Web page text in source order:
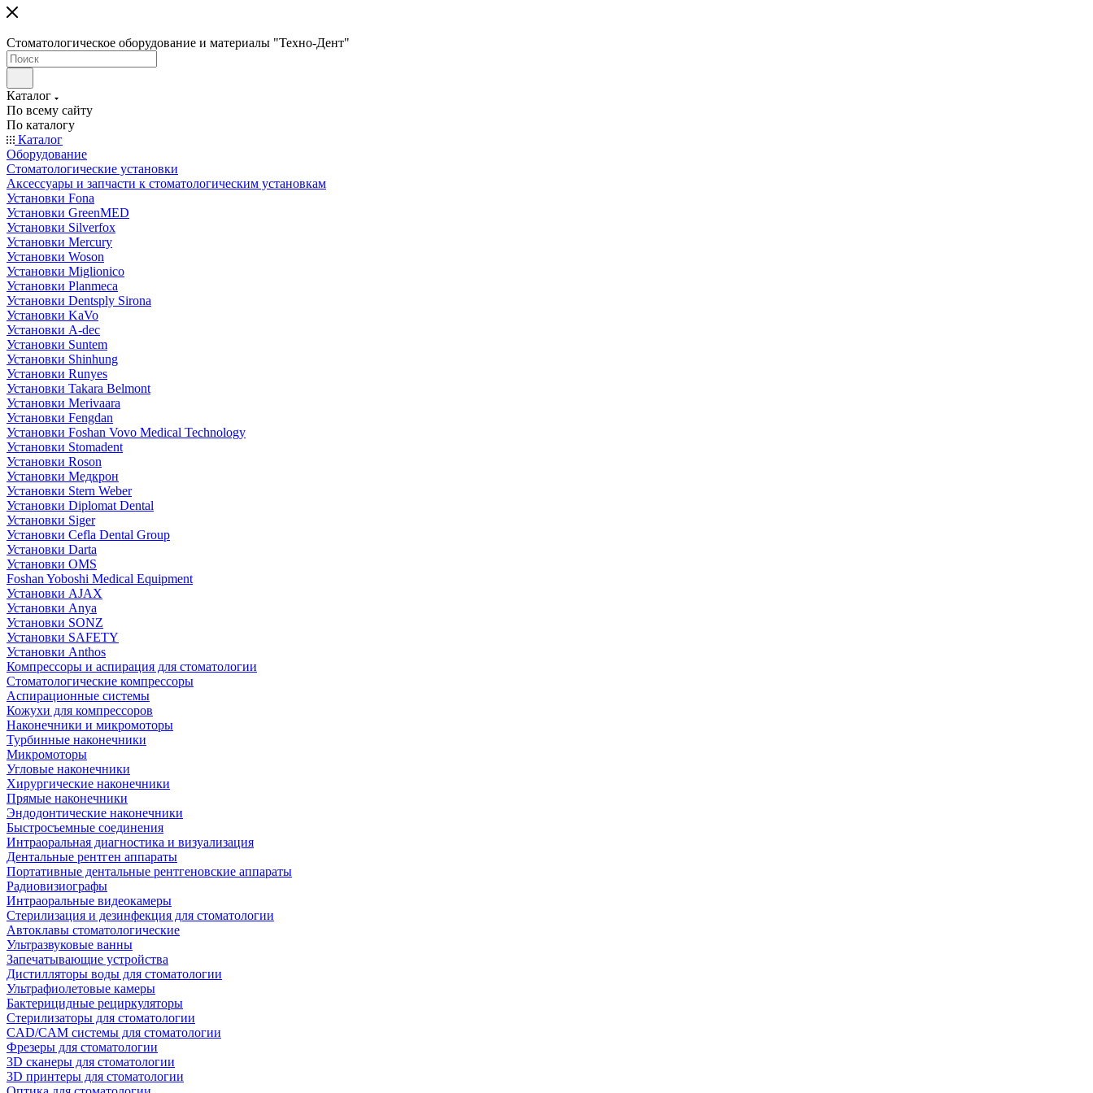
Стоматологическое оборудование и материалы "Техно-Дент"
Каталог
По всему сайту
По каталогу
Каталог
Оборудование
Стоматологические установки
Аксессуары и запчасти к стоматологическим установкам
Установки Fona
Установки GreenMED
Установки Silverfox
Установки Mercury
Установки Woson
Установки Miglionico
Установки Planmeca
Установки Dentsply Sirona
Установки KaVo
Установки A-dec
Установки Suntem
Установки Shinhung
Установки Runyes
Установки Takara Belmont
Установки Merivaara
Установки Fengdan
Установки Foshan Vovo Medical Technology
Установки Stomadent
Установки Roson
Установки Медкрон
Установки Stern Weber
Установки Diplomat Dental
Установки Siger
Установки Cefla Dental Group
Установки Darta
Установки OMS
Foshan Yoboshi Medical Equipment
Установки AJAX
Установки Anya
Установки SONZ
Установки SAFETY
Установки Anthos
Компрессоры и аспирация для стоматологии
Стоматологические компрессоры
Аспирационные системы
Кожухи для компрессоров
Наконечники и микромоторы
Турбинные наконечники
Микромоторы
Угловые наконечники
Хирургические наконечники
Прямые наконечники
Эндодонтические наконечники
Быстросъемные соединения
Интраоральная диагностика и визуализация
Дентальные рентген аппараты
Портативные дентальные рентгеновские аппараты
Радиовизиографы
Интраоральные видеокамеры
Стерилизация и дезинфекция для стоматологии
Автоклавы стоматологические
Ультразвуковые ванны
Запечатывающие устройства
Дистилляторы воды для стоматологии
Ультрафиолетовые камеры
Бактерицидные рециркуляторы
Стерилизаторы для стоматологии
CAD/CAM системы для стоматологии
Фрезеры для стоматологии
3D cканеры для стоматологии
3D принтеры для стоматологии